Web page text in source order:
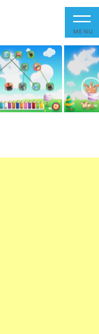
MENU